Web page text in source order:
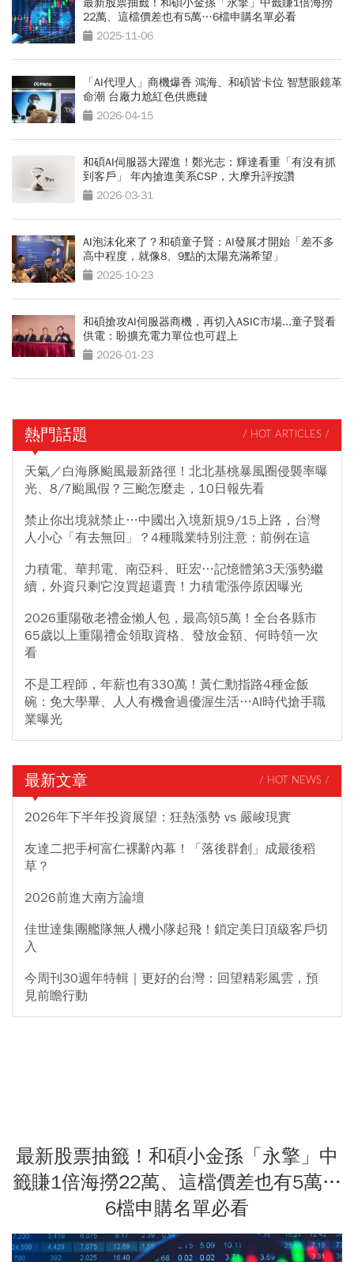
22萬、這檔價差也有5萬…6檔申購名單必看
2025-11-06
「AI代理人」商機爆香 鴻海、和碩皆卡位 智慧眼鏡革
命潮 台廠力尬紅色供應鏈
2026-04-15
和碩AI伺服器大躍進！鄭光志：輝達看重「有沒有抓
到客戶」 年內搶進美系CSP，大摩升評按讚
2026-03-31
AI泡沫化來了？和碩童子賢：AI發展才開始「差不多
高中程度，就像8、9點的太陽充滿希望」
2025-10-23
和碩搶攻AI伺服器商機，再切入ASIC市場...童子賢看
供電：盼擴充電力單位也可趕上
2026-01-23
熱門話題 / HOT ARTICLES /
天氣／白海豚颱風最新路徑！北北基桃暴風圈侵襲率曝
光、8/7颱風假？三颱怎麼走，10日報先看
禁止你出境就禁止…中國出入境新規9/15上路，台灣
人小心「有去無回」？4種職業特別注意：前例在這
力積電、華邦電、南亞科、旺宏…記憶體第3天漲勢繼
續，外資只剩它沒買超還賣！力積電漲停原因曝光
2026重陽敬老禮金懶人包，最高領5萬！全台各縣市
65歲以上重陽禮金領取資格、發放金額、何時領一次
看
不是工程師，年薪也有330萬！黃仁勳指路4種金飯
碗：免大學畢、人人有機會過優渥生活…AI時代搶手職
業曝光
最新文章 / HOT NEWS /
2026年下半年投資展望：狂熱漲勢 vs 嚴峻現實
友達二把手柯富仁裸辭內幕！「落後群創」成最後稻
草？
2026前進大南方論壇
佳世達集團艦隊無人機小隊起飛！鎖定美日頂級客戶切
入
今周刊30週年特輯｜更好的台灣：回望精彩風雲，預
見前瞻行動
最新股票抽籤！和碩小金孫「永擎」中
籤賺1倍海撈22萬、這檔價差也有5萬…
6檔申購名單必看